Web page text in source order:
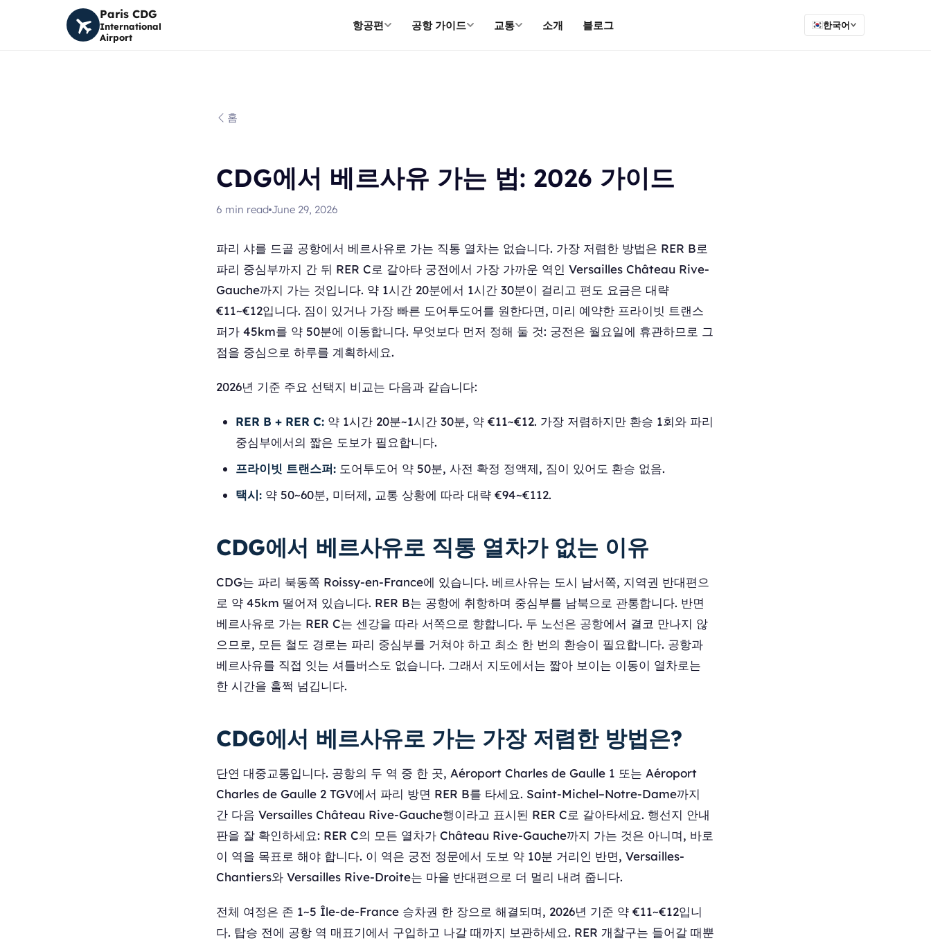
Paris CDG
International
Airport
항공편 공항 가이드 교통 소개 블로그 한국어
홈
CDG에서 베르사유 가는 법: 2026 가이드
6 min read June 29, 2026
파리 샤를 드골 공항에서 베르사유로 가는 직통 열차는 없습니다. 가장 저렴한 방법은 RER B로
파리 중심부까지 간 뒤 RER C로 갈아타 궁전에서 가장 가까운 역인 Versailles Château Rive-
Gauche까지 가는 것입니다. 약 1시간 20분에서 1시간 30분이 걸리고 편도 요금은 대략
€11~€12입니다. 짐이 있거나 가장 빠른 도어투도어를 원한다면, 미리 예약한 프라이빗 트랜스
퍼가 45km를 약 50분에 이동합니다. 무엇보다 먼저 정해 둘 것: 궁전은 월요일에 휴관하므로 그
점을 중심으로 하루를 계획하세요.
2026년 기준 주요 선택지 비교는 다음과 같습니다:
RER B + RER C: 약 1시간 20분~1시간 30분, 약 €11~€12. 가장 저렴하지만 환승 1회와 파리
중심부에서의 짧은 도보가 필요합니다.
프라이빗 트랜스퍼: 도어투도어 약 50분, 사전 확정 정액제, 짐이 있어도 환승 없음.
택시: 약 50~60분, 미터제, 교통 상황에 따라 대략 €94~€112.
CDG에서 베르사유로 직통 열차가 없는 이유
CDG는 파리 북동쪽 Roissy-en-France에 있습니다. 베르사유는 도시 남서쪽, 지역권 반대편으
로 약 45km 떨어져 있습니다. RER B는 공항에 취항하며 중심부를 남북으로 관통합니다. 반면
베르사유로 가는 RER C는 센강을 따라 서쪽으로 향합니다. 두 노선은 공항에서 결코 만나지 않
으므로, 모든 철도 경로는 파리 중심부를 거쳐야 하고 최소 한 번의 환승이 필요합니다. 공항과
베르사유를 직접 잇는 셔틀버스도 없습니다. 그래서 지도에서는 짧아 보이는 이동이 열차로는
한 시간을 훌쩍 넘깁니다.
CDG에서 베르사유로 가는 가장 저렴한 방법은?
단연 대중교통입니다. 공항의 두 역 중 한 곳, Aéroport Charles de Gaulle 1 또는 Aéroport
Charles de Gaulle 2 TGV에서 파리 방면 RER B를 타세요. Saint-Michel–Notre-Dame까지
간 다음 Versailles Château Rive-Gauche행이라고 표시된 RER C로 갈아타세요. 행선지 안내
판을 잘 확인하세요: RER C의 모든 열차가 Château Rive-Gauche까지 가는 것은 아니며, 바로
이 역을 목표로 해야 합니다. 이 역은 궁전 정문에서 도보 약 10분 거리인 반면, Versailles-
Chantiers와 Versailles Rive-Droite는 마을 반대편으로 더 멀리 내려 줍니다.
전체 여정은 존 1~5 Île-de-France 승차권 한 장으로 해결되며, 2026년 기준 약 €11~€12입니
다. 탑승 전에 공항 역 매표기에서 구입하고 나갈 때까지 보관하세요. RER 개찰구는 들어갈 때뿐